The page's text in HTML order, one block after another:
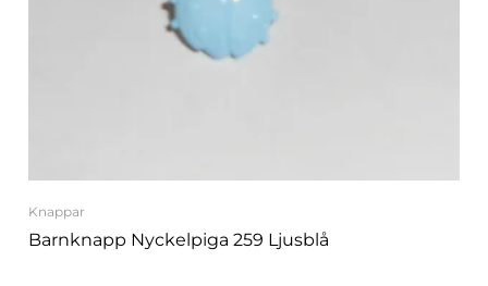
Knappar
Barnknapp Nyckelpiga 259 Ljusblå